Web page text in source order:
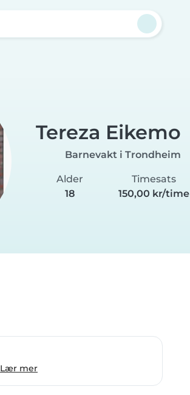
Tereza Eikemo
Barnevakt i Trondheim
Alder
18
Timesats
150,00 kr/time
Lær mer